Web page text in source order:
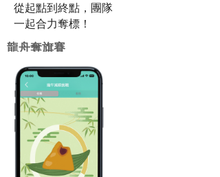
從起點到終點，團隊
一起合力奪標！
龍舟奪旗賽